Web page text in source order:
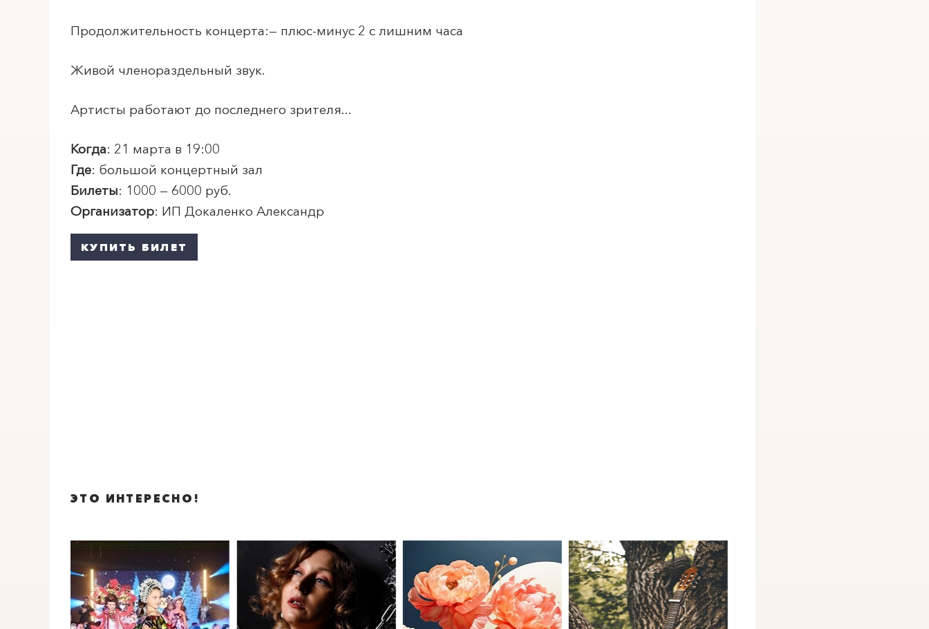
Продолжительность концерта:— плюс-минус 2 с лишним часа
Живой членораздельный звук.
Артисты работают до последнего зрителя...
Когда: 21 марта в 19:00
Где: большой концертный зал
Билеты: 1000 — 6000 руб.
Организатор: ИП Докаленко Александр
КУПИТЬ БИЛЕТ
ЭТО ИНТЕРЕСНО!